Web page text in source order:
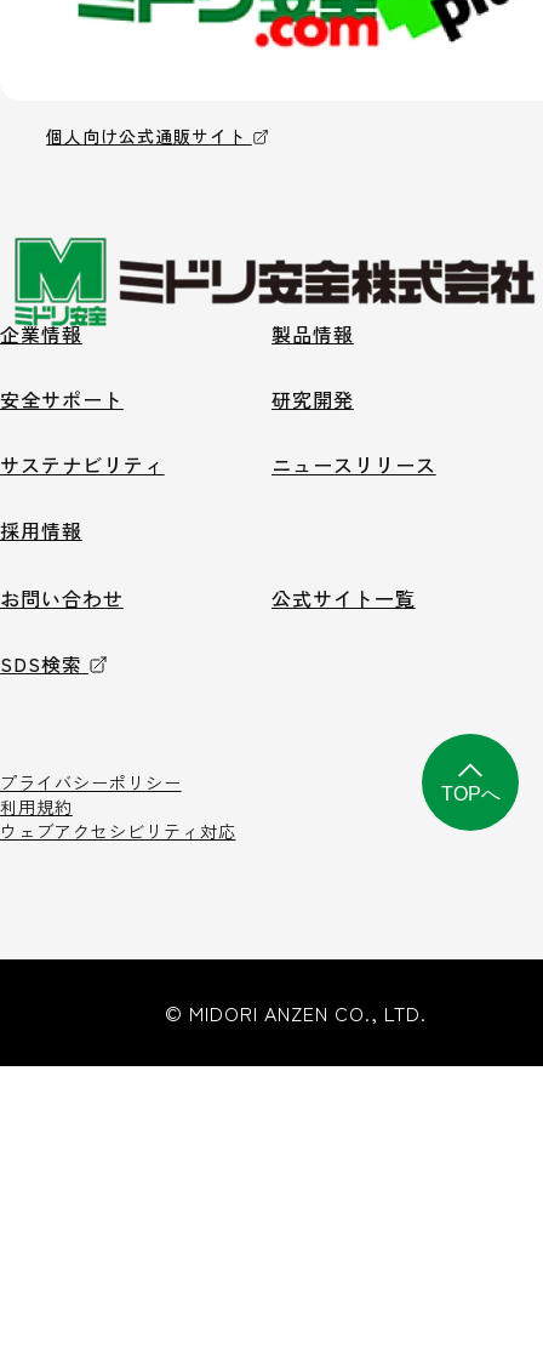
個人向け公式通販サイト
企業情報 製品情報
安全サポート 研究開発
サステナビリティ ニュースリリース
採用情報
お問い合わせ 公式サイト一覧
SDS検索
プライバシーポリシー
利用規約
ウェブアクセシビリティ対応
© MIDORI ANZEN CO., LTD.
TOPへ